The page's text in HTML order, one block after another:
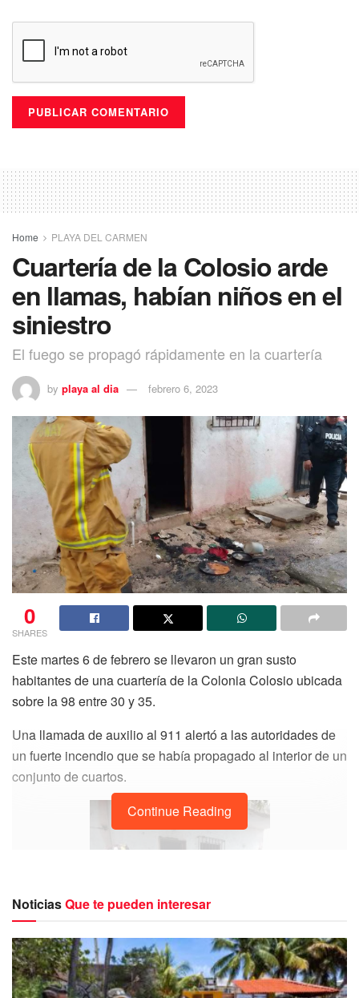
Home PLAYA DEL CARMEN
Cuartería de la Colosio arde
en llamas, habían niños en el
siniestro
El fuego se propagó rápidamente en la cuartería
by playa al dia febrero 6, 2023
0
SHARES
Este martes 6 de febrero se llevaron un gran susto
habitantes de una cuartería de la Colonia Colosio ubicada
sobre la 98 entre 30 y 35.
Una llamada de auxilio al 911 alertó a las autoridades de
un fuerte incendio que se había propagado al interior de un
conjunto de cuartos.
Continue Reading
NoticiasQue te pueden interesar